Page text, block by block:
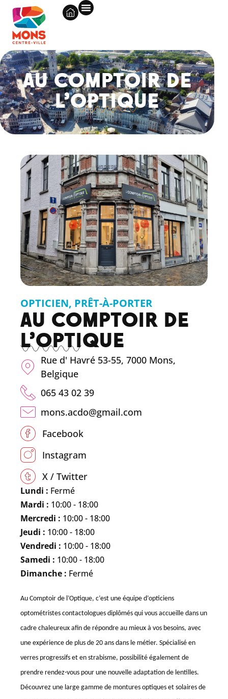
AU COMPTOIR DE
L’OPTIQUE
OPTICIEN, PRÊT-À-PORTER
AU COMPTOIR DE
L’OPTIQUE
Rue d' Havré 53-55, 7000 Mons,
Belgique
065 43 02 39
mons.acdo@gmail.com
Facebook
Instagram
X / Twitter
Lundi : Fermé
Mardi : 10:00 - 18:00
Mercredi : 10:00 - 18:00
Jeudi : 10:00 - 18:00
Vendredi : 10:00 - 18:00
Samedi : 10:00 - 18:00
Dimanche : Fermé
Au Comptoir de l’Optique, c’est une équipe d’opticiens
optométristes contactologues diplômés qui vous accueille dans un
cadre chaleureux afin de répondre au mieux à vos besoins, avec
une expérience de plus de 20 ans dans le métier. Spécialisé en
verres progressifs et en strabisme, possibilité également de
prendre rendez-vous pour une nouvelle adaptation de lentilles.
Découvrez une large gamme de montures optiques et solaires de